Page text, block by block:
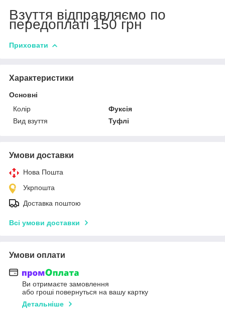
Взуття відправляємо по
передоплаті 150 грн
Приховати
Характеристики
Основні
Колір
Фуксія
Вид взуття
Туфлі
Умови доставки
Нова Пошта
Укрпошта
Доставка поштою
Всі умови доставки
Умови оплати
Ви отримаєте замовлення
або гроші повернуться на вашу картку
Детальніше